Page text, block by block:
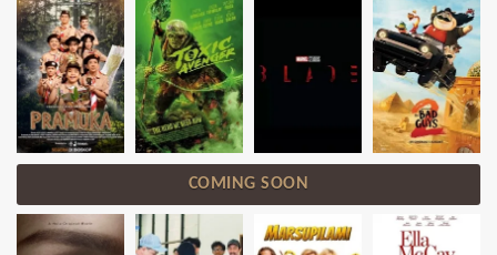
COMING SOON